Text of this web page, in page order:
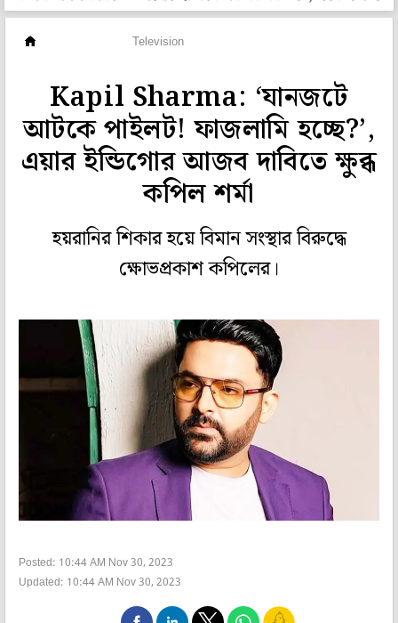
Television
Kapil Sharma: ‘যানজটে
আটকে পাইলট! ফাজলামি হচ্ছে?’,
এয়ার ইন্ডিগোর আজব দাবিতে ক্ষুব্ধ
কপিল শর্মা
হয়রানির শিকার হয়ে বিমান সংস্থার বিরুদ্ধে
ক্ষোভপ্রকাশ কপিলের।
Posted: 10:44 AM Nov 30, 2023
Updated: 10:44 AM Nov 30, 2023